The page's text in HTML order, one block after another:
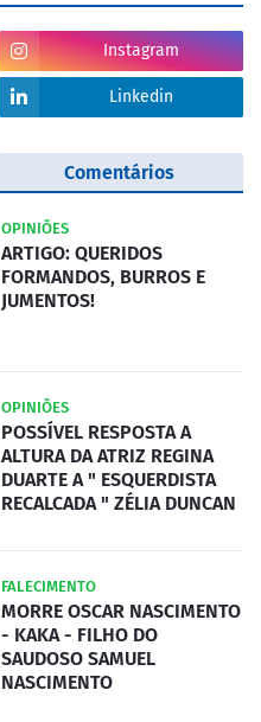
Instagram
Linkedin
Comentários
OPINIÕES
ARTIGO: QUERIDOS
FORMANDOS, BURROS E
JUMENTOS!
OPINIÕES
POSSÍVEL RESPOSTA A
ALTURA DA ATRIZ REGINA
DUARTE A " ESQUERDISTA
RECALCADA " ZÉLIA DUNCAN
FALECIMENTO
MORRE OSCAR NASCIMENTO
- KAKA - FILHO DO
SAUDOSO SAMUEL
NASCIMENTO